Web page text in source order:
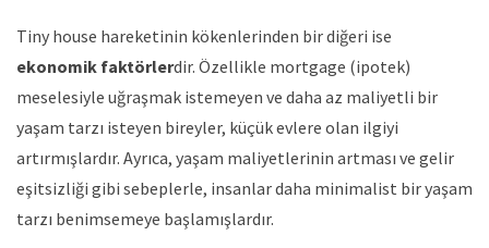
Tiny house hareketinin kökenlerinden bir diğeri ise
ekonomik faktörlerdir. Özellikle mortgage (ipotek)
meselesiyle uğraşmak istemeyen ve daha az maliyetli bir
yaşam tarzı isteyen bireyler, küçük evlere olan ilgiyi
artırmışlardır. Ayrıca, yaşam maliyetlerinin artması ve gelir
eşitsizliği gibi sebeplerle, insanlar daha minimalist bir yaşam
tarzı benimsemeye başlamışlardır.